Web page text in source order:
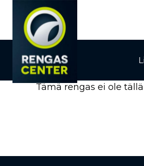
Tämä rengas ei ole